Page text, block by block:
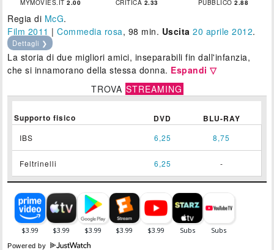
MYMOVIES.IT2.00 CRITICA 2.33 PUBBLICO2.88
Regia di McG.
Film 2011 |Commedia rosa, 98 min. Uscita 20 aprile 2012.
Dettagli ❯
La storia di due migliori amici, inseparabili fin dall'infanzia,
che si innamorano della stessa donna. Espandi ▽
TROVA STREAMING
Supporto fisico DVD BLU-RAY
IBS 6,25 8,75
Feltrinelli 6,25 -
Powered by